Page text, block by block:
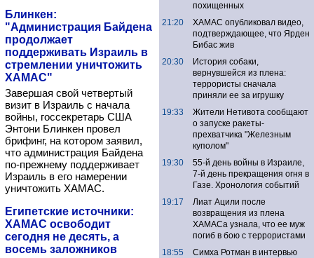
Блинкен:
"Администрация Байдена
продолжает
поддерживать Израиль в
стремлении уничтожить
ХАМАС"
Завершая свой четвертый
визит в Израиль с начала
войны, госсекретарь США
Энтони Блинкен провел
брифинг, на котором заявил,
что администрация Байдена
по-прежнему поддерживает
Израиль в его намерении
уничтожить ХАМАС.
Египетские источники:
ХАМАС освободит
сегодня не десять, а
восемь заложников
похищенных
21:20
ХАМАС опубликовал видео,
подтверждающее, что Ярден
Бибас жив
20:30
История собаки,
вернувшейся из плена:
террористы сначала
приняли ее за игрушку
19:33
Жители Нетивота сообщают
о запуске ракеты-
прехватчика "Железным
куполом"
19:30
55-й день войны в Израиле,
7-й день прекращения огня в
Газе. Хронология событий
19:17
Лиат Ацили после
возвращения из плена
ХАМАСа узнала, что ее муж
погиб в бою с террористами
18:55
Симха Ротман в интервью